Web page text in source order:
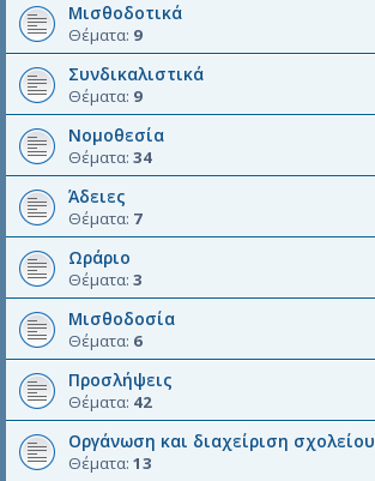
Μισθοδοτικά
Θέματα: 9
Συνδικαλιστικά
Θέματα: 9
Νομοθεσία
Θέματα: 34
Άδειες
Θέματα: 7
Ωράριο
Θέματα: 3
Μισθοδοσία
Θέματα: 6
Προσλήψεις
Θέματα: 42
Οργάνωση και διαχείριση σχολείου
Θέματα: 13